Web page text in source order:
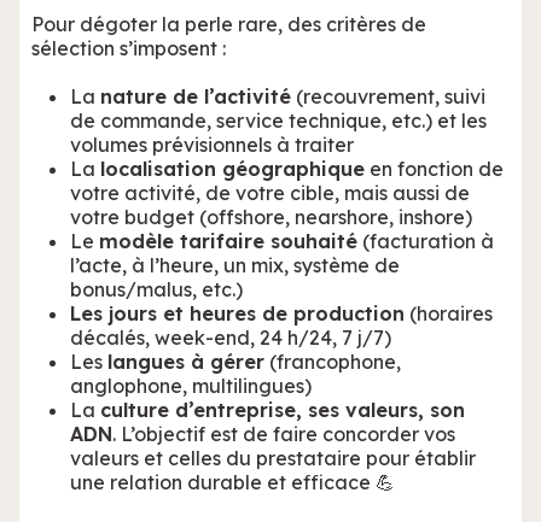
Pour dégoter la perle rare, des critères de
sélection s’imposent :
La nature de l’activité (recouvrement, suivi
de commande, service technique, etc.) et les
volumes prévisionnels à traiter
La localisation géographique en fonction de
votre activité, de votre cible, mais aussi de
votre budget (offshore, nearshore, inshore)
Le modèle tarifaire souhaité (facturation à
l’acte, à l’heure, un mix, système de
bonus/malus, etc.)
Les jours et heures de production (horaires
décalés, week-end, 24 h/24, 7 j/7)
Les langues à gérer (francophone,
anglophone, multilingues)
La culture d’entreprise, ses valeurs, son
ADN. L’objectif est de faire concorder vos
valeurs et celles du prestataire pour établir
une relation durable et efficace 💪